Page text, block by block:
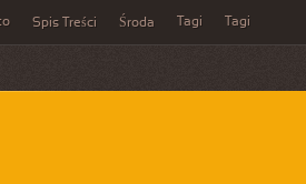
Spis Treści Środa Tagi Tagi